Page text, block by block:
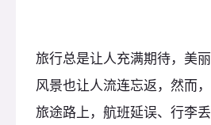
旅行总是让人充满期待，美丽
风景也让人流连忘返，然而，
旅途路上，航班延误、行李丢